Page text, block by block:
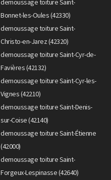
demoussage toiture Saint-
Bonnet-les-Oules (42330)
demoussage toiture Saint-
Christo-en-Jarez (42320)
demoussage toiture Saint-Cyr-de-
Favières (42132)
demoussage toiture Saint-Cyr-les-
Vignes (42210)
demoussage toiture Saint-Denis-
sur-Coise (42140)
demoussage toiture Saint-Étienne
(42000)
demoussage toiture Saint-
Forgeux-Lespinasse (42640)